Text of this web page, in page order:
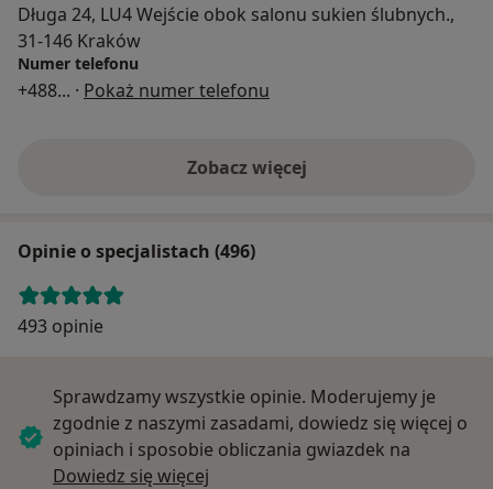
Długa 24, LU4 Wejście obok salonu sukien ślubnych.,
31-146 Kraków
Numer telefonu
+488... · Pokaż numer telefonu
Zobacz więcej
Opinie o specjalistach (496)
493 opinie
Sprawdzamy wszystkie opinie. Moderujemy je
zgodnie z naszymi zasadami, dowiedz się więcej o
opiniach i sposobie obliczania gwiazdek na
Dowiedz się więcej